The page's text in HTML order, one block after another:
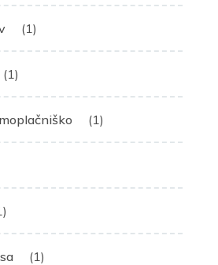
(1)
(1)
(1)
(1)